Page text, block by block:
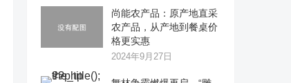
尚能农产品：原产地直采
农产品，从产地到餐桌价
格更实惠
2024年9月27日